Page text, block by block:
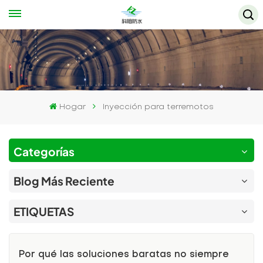
Hogar Inyección para terremotos
Categorías
Blog Más Reciente
ETIQUETAS
Por qué las soluciones baratas no siempre